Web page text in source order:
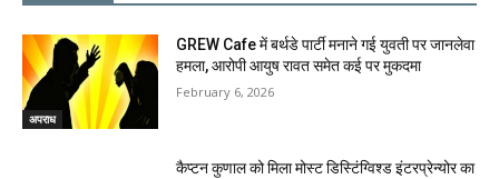
अपराध
GREW Cafe में बर्थडे पार्टी मनाने गई युवती पर जानलेवा
हमला, आरोपी आयुष रावत समेत कई पर मुकदमा
February 6, 2026
कैप्टन कुणाल को मिला मोस्ट डिस्टिंग्विश्ड इंटरप्रेन्योर का